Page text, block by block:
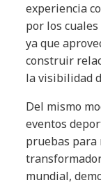
experiencia
por los
ya que
construir
la visibilidad
Del mismo
eventos
pruebas para
mundial,